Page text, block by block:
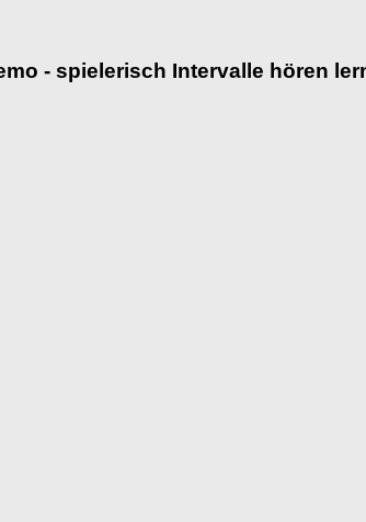
- spielerisch Intervalle hören